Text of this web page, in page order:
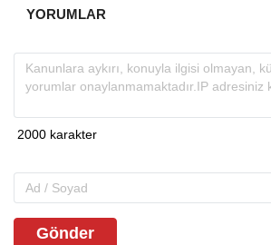
YORUMLAR
Gönder